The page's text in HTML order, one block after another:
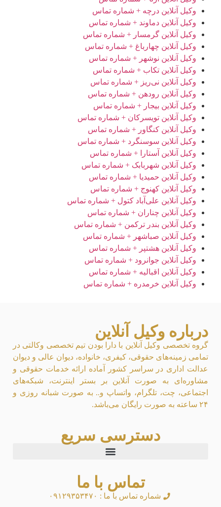
وکیل آنلاین درچه + شماره تماس
وکیل آنلاین دماوند + شماره تماس
وکیل آنلاین گرمسار + شماره تماس
وکیل آنلاین چهارباغ + شماره تماس
وکیل آنلاین نوشهر + شماره تماس
وکیل آنلاین تکاب + شماره تماس
وکیل آنلاین نی‌ریز + شماره تماس
وکیل آنلاین رودهن + شماره تماس
وکیل آنلاین بیجار + شماره تماس
وکیل آنلاین تویسرکان + شماره تماس
وکیل آنلاین کنگاور + شماره تماس
وکیل آنلاین سوسنگرد + شماره تماس
وکیل آنلاین آستارا + شماره تماس
وکیل آنلاین شهربابک + شماره تماس
وکیل آنلاین حمیدیا + شماره تماس
وکیل آنلاین کهنوج + شماره تماس
وکیل آنلاین علی‌آباد کتول + شماره تماس
وکیل آنلاین چناران + شماره تماس
وکیل آنلاین بندر ترکمن + شماره تماس
وکیل آنلاین صباشهر + شماره تماس
وکیل آنلاین هشتپر + شماره تماس
وکیل آنلاین جوانرود + شماره تماس
وکیل آنلاین اقبالیه + شماره تماس
وکیل آنلاین خرمدره + شماره تماس
درباره وکیل آنلاین
گروه تخصصی وکیل آنلاین با دارا بودن تیم تخصصی وکالتی در
تمامی زمینه‌های حقوقی، کیفری، خانواده، دیوان عالی و دیوان
عدالت اداری در سراسر کشور آماده ارائه خدمات حقوقی و
مشاوره‌ای به صورت آنلاین بر بستر اینترنت، شبکه‌های
اجتماعی، چت، تلگرام، واتساپ و.. به صورت شبانه روزی و
۲۴ ساعته به صورت رایگان می‌باشد.
دسترسی سریع
تماس با ما
شماره تماس با ما : ۰۹۱۲۹۳۵۳۴۷۰